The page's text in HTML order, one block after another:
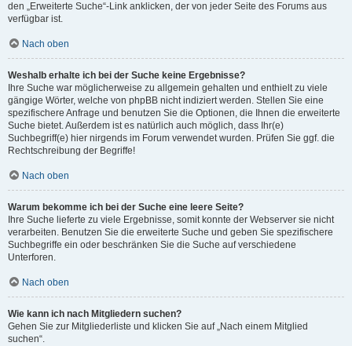
den „Erweiterte Suche“-Link anklicken, der von jeder Seite des Forums aus
verfügbar ist.
Nach oben
Weshalb erhalte ich bei der Suche keine Ergebnisse?
Ihre Suche war möglicherweise zu allgemein gehalten und enthielt zu viele
gängige Wörter, welche von phpBB nicht indiziert werden. Stellen Sie eine
spezifischere Anfrage und benutzen Sie die Optionen, die Ihnen die erweiterte
Suche bietet. Außerdem ist es natürlich auch möglich, dass Ihr(e)
Suchbegriff(e) hier nirgends im Forum verwendet wurden. Prüfen Sie ggf. die
Rechtschreibung der Begriffe!
Nach oben
Warum bekomme ich bei der Suche eine leere Seite?
Ihre Suche lieferte zu viele Ergebnisse, somit konnte der Webserver sie nicht
verarbeiten. Benutzen Sie die erweiterte Suche und geben Sie spezifischere
Suchbegriffe ein oder beschränken Sie die Suche auf verschiedene
Unterforen.
Nach oben
Wie kann ich nach Mitgliedern suchen?
Gehen Sie zur Mitgliederliste und klicken Sie auf „Nach einem Mitglied
suchen“.